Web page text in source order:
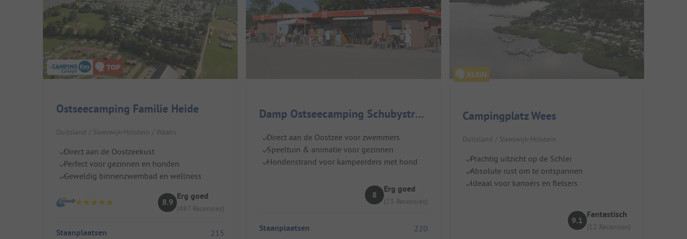
Ostseecamping Familie Heide
Duitsland / Sleeswijk-Holstein / Waabs
Direct aan de Oostzeekust
Perfect voor gezinnen en honden
Geweldig binnenzwembad en wellness
8.9
Erg goed
(487 Recensies)
Staanplaatsen 215
Damp Ostseecamping Schubystrand
Direct aan de Oostzee voor zwemmers
Speeltuin & animatie voor gezinnen
Hondenstrand voor kampeerders met hond
8
Erg goed
(73 Recensies)
Staanplaatsen 220
Campingplatz Wees
Duitsland / Sleeswijk-Holstein
Prachtig uitzicht op de Schlei
Absolute rust om te ontspannen
Ideaal voor kanoërs en fietsers
9.1
Fantastisch
(12 Recensies)